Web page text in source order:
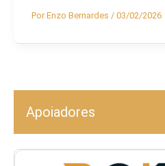
PorEnzo Bernardes / 03/02/2026
Apoiadores